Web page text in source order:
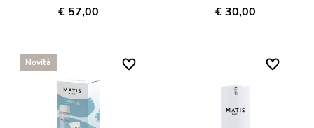
€ 57,00 € 30,00
Novità